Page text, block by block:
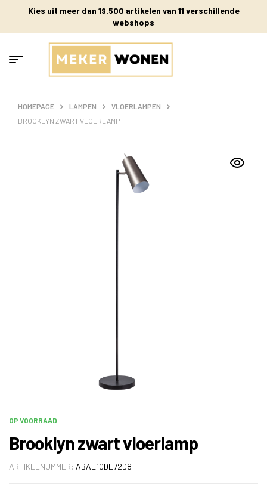
Kies uit meer dan 19.500 artikelen van 11 verschillende
webshops
HOMEPAGE LAMPEN
VLOERLAMPEN
BROOKLYN ZWART VLOERLAMP
OP VOORRAAD
Brooklyn zwart vloerlamp
ARTIKELNUMMER: ABAE10DE72D8